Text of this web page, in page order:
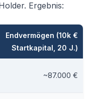
Ergebnis:
Endvermögen (10k €
Startkapital, 20 J.)
~87.000 €